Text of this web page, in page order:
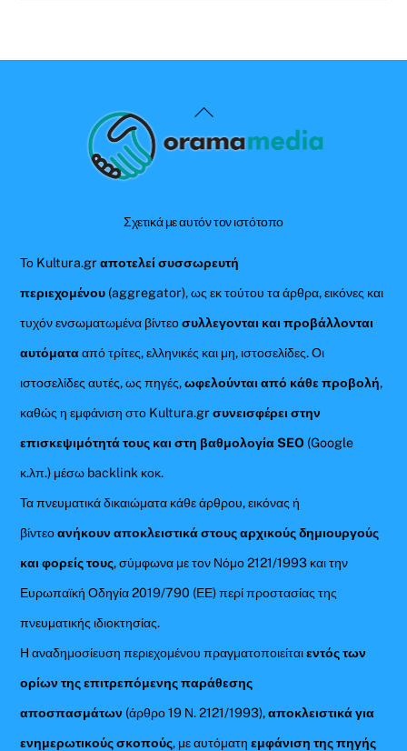
Back
To
Σχετικά με αυτόν τον ιστότοπο
Το Kultura.grαποτελεί συσσωρευτή
περιεχομένου (aggregator), ως εκ τούτου τα άρθρα, εικόνες και
τυχόν ενσωματωμένα βίντεοσυλλεγονται και προβάλλονται
αυτόματααπό τρίτες, ελληνικές και μη, ιστοσελίδες. Οι
ιστοσελίδες αυτές, ως πηγές,ωφελούνται από κάθε προβολή,
καθώς η εμφάνιση στο Kultura.gr συνεισφέρει στην
επισκεψιμότητά τους και στη βαθμολογία SEO (Google
κ.λπ.) μέσω backlink κοκ.
Τα πνευματικά δικαιώματα κάθε άρθρου, εικόνας ή
βίντεοανήκουν αποκλειστικά στους αρχικούς δημιουργούς
και φορείς τους, σύμφωνα με τον Νόμο 2121/1993 και την
Ευρωπαϊκή Οδηγία 2019/790 (ΕΕ) περί προστασίας της
πνευματικής ιδιοκτησίας.
Η αναδημοσίευση περιεχομένου πραγματοποιείταιεντός των
ορίων της επιτρεπόμενης παράθεσης
αποσπασμάτων (άρθρο 19 Ν. 2121/1993),αποκλειστικά για
ενημερωτικούς σκοπούς, με αυτόματηεμφάνιση της πηγής